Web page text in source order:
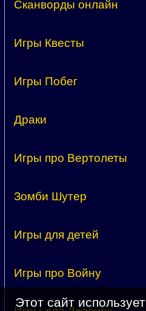
Сканворды онлайн
Игры Квесты
Игры Побег
Драки
Игры про Вертолеты
Зомби Шутер
Игры для детей
Игры про Войну
Этот сайт